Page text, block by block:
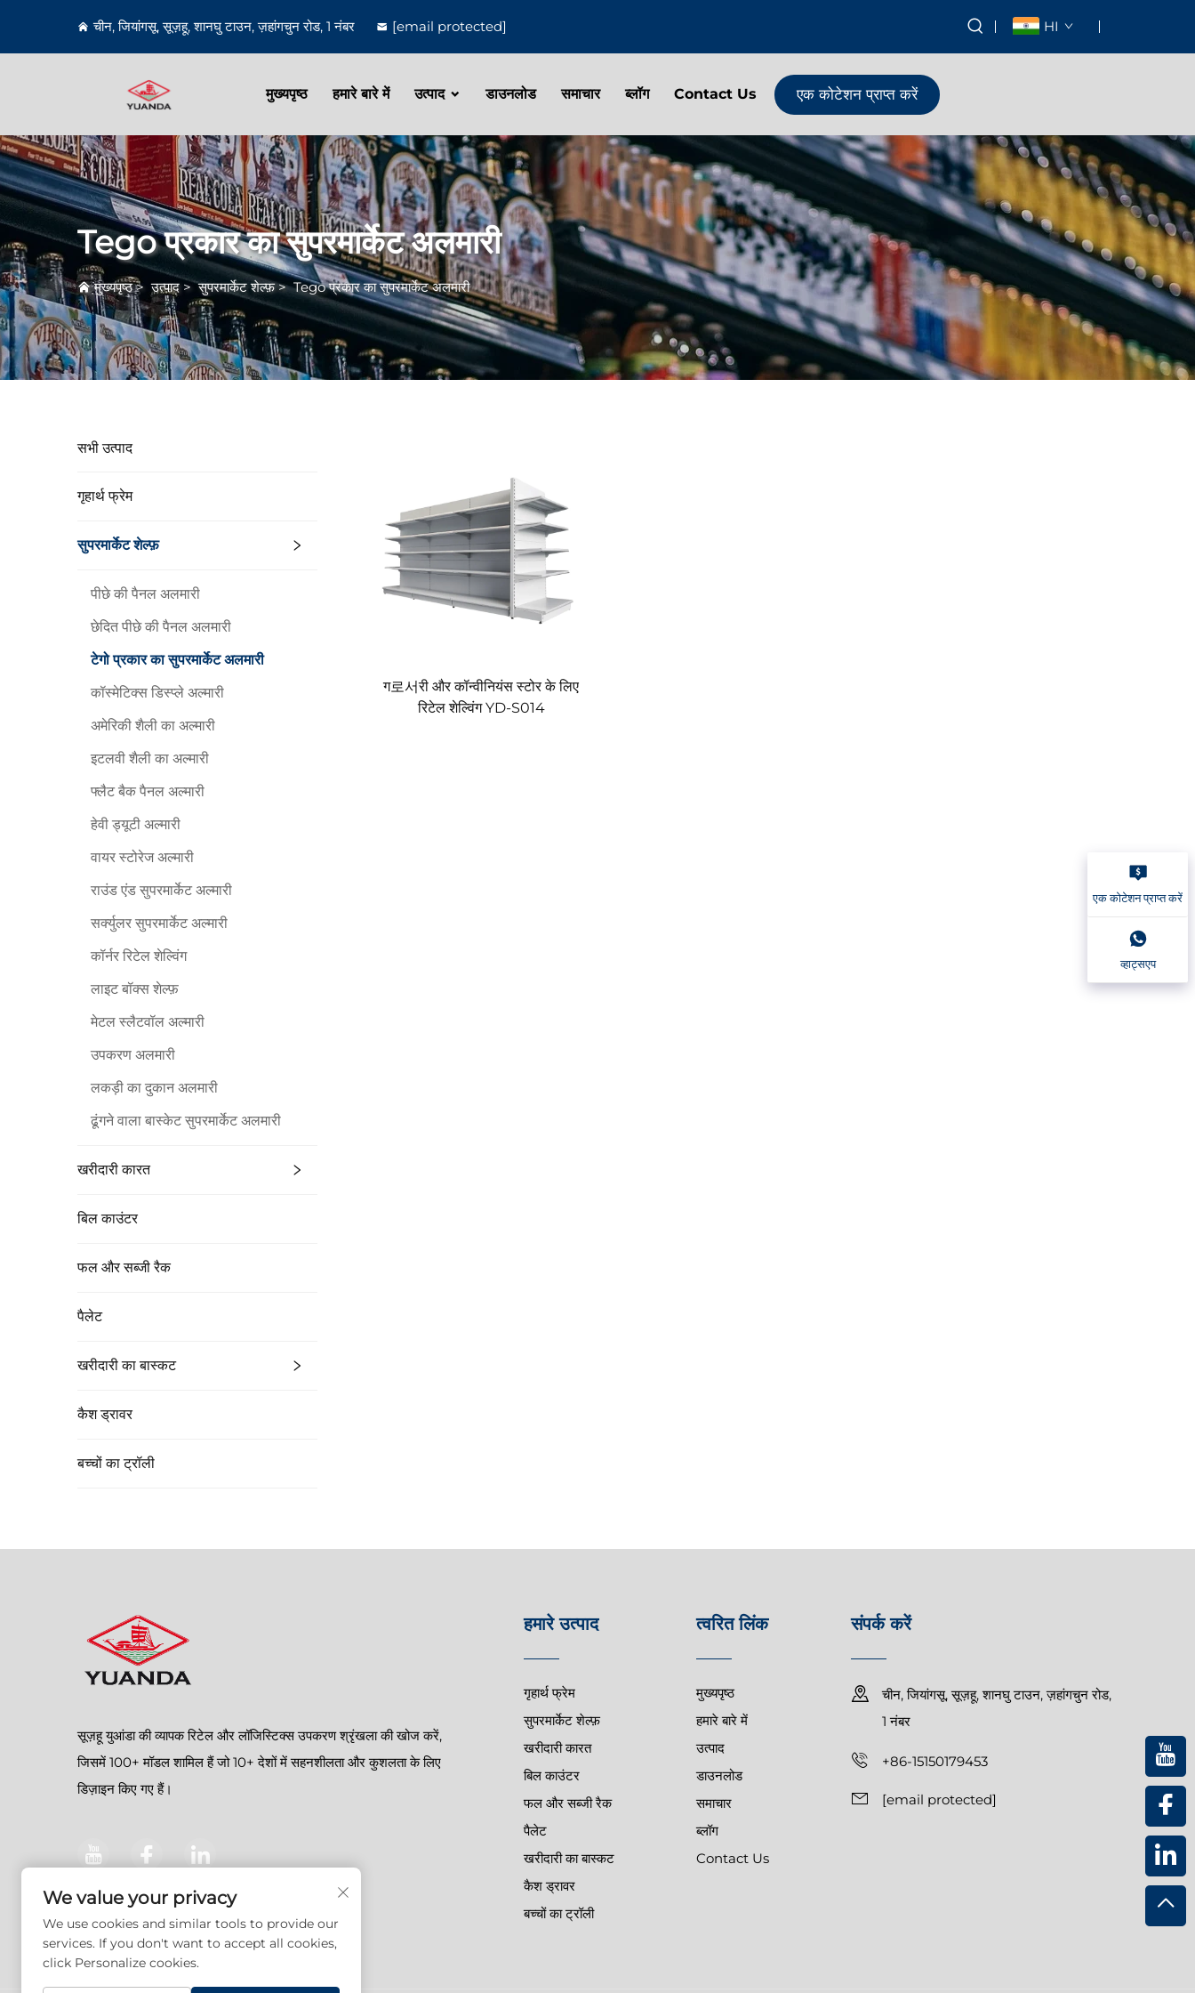
चीन, जियांगसू, सूज़हू, शानघु टाउन, ज़हांगचुन रोड, 1 नंबर [email protected] HI
मुख्यपृष्ठ हमारे बारे में उत्पाद डाउनलोड समाचार ब्लॉग Contact Us एक कोटेशन प्राप्त करें
Tego प्रकार का सुपरमार्केट अलमारी
मुख्यपृष्ठ>उत्पाद>सुपरमार्केट शेल्फ़>Tego प्रकार का सुपरमार्केट अलमारी
सभी उत्पाद
गृहार्थ फ्रेम
सुपरमार्केट शेल्फ़
पीछे की पैनल अलमारी
छेदित पीछे की पैनल अलमारी
टेगो प्रकार का सुपरमार्केट अलमारी
कॉस्मेटिक्स डिस्प्ले अल्मारी
अमेरिकी शैली का अल्मारी
इटलवी शैली का अल्मारी
फ्लैट बैक पैनल अल्मारी
हेवी ड्यूटी अल्मारी
वायर स्टोरेज अल्मारी
राउंड एंड सुपरमार्केट अल्मारी
सर्क्युलर सुपरमार्केट अल्मारी
कॉर्नर रिटेल शेल्विंग
लाइट बॉक्स शेल्फ़
मेटल स्लैटवॉल अल्मारी
उपकरण अलमारी
लकड़ी का दुकान अलमारी
ढूंगने वाला बास्केट सुपरमार्केट अलमारी
खरीदारी कारत
बिल काउंटर
फल और सब्जी रैक
पैलेट
खरीदारी का बास्कट
कैश ड्रावर
बच्चों का ट्रॉली
ग로서री और कॉन्वीनियंस स्टोर के लिए
रिटेल शेल्विंग YD-S014
एक कोटेशन प्राप्त करें
व्हाट्सएप
सूज़हू युआंडा की व्यापक रिटेल और लॉजिस्टिक्स उपकरण श्रृंखला की खोज करें,
जिसमें 100+ मॉडल शामिल हैं जो 10+ देशों में सहनशीलता और कुशलता के लिए
डिज़ाइन किए गए हैं।
हमारे उत्पाद
गृहार्थ फ्रेम
सुपरमार्केट शेल्फ़
खरीदारी कारत
बिल काउंटर
फल और सब्जी रैक
पैलेट
खरीदारी का बास्कट
कैश ड्रावर
बच्चों का ट्रॉली
त्वरित लिंक
मुख्यपृष्ठ
हमारे बारे में
उत्पाद
डाउनलोड
समाचार
ब्लॉग
Contact Us
संपर्क करें
चीन, जियांगसू, सूज़हू, शानघु टाउन, ज़हांगचुन रोड,
1 नंबर
+86-15150179453
[email protected]
We value your privacy
We use cookies and similar tools to provide our
services. If you don't want to accept all cookies,
click Personalize cookies.